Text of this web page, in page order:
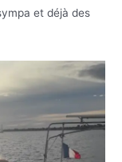
et déjà des